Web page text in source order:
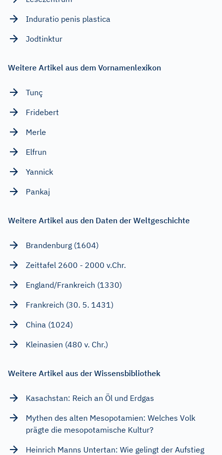
Induratio penis plastica
Jodtinktur
Weitere Artikel aus dem Vornamenlexikon
Tunç
Fridebert
Merle
Elfrun
Yannick
Pankaj
Weitere Artikel aus den Daten der Weltgeschichte
Brandenburg (1604)
Zeittafel 2600 - 2000 v.Chr.
England/Frankreich (1330)
Frankreich (30. 5. 1431)
China (1024)
Kleinasien (480 v. Chr.)
Weitere Artikel aus der Wissensbibliothek
Kasachstan: Reich an Öl und Erdgas
Mythen des alten Mesopotamien: Welches Volk
prägte die mesopotamische Kultur?
Heinrich Manns Untertan: Wie gelingt der Aufstieg